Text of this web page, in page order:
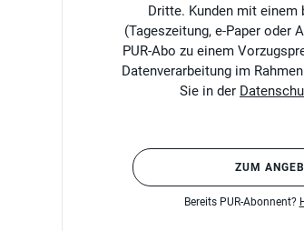
Dritte. Kunden mit einem
(Tageszeitung, e-Paper oder
PUR-Abo zu einem
Datenverarbeitung im
Sie in der
ZUM
Bereits PUR-Abonnent?